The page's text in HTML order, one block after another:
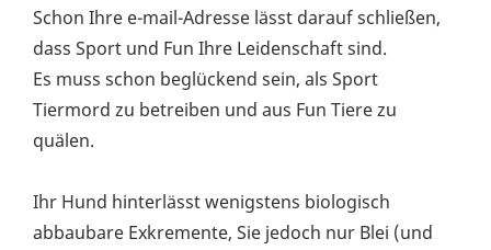
Schon Ihre e-mail-Adresse lässt darauf schließen,
dass Sport und Fun Ihre Leidenschaft sind.
Es muss schon beglückend sein, als Sport
Tiermord zu betreiben und aus Fun Tiere zu
quälen.
Ihr Hund hinterlässt wenigstens biologisch
abbaubare Exkremente, Sie jedoch nur Blei (und